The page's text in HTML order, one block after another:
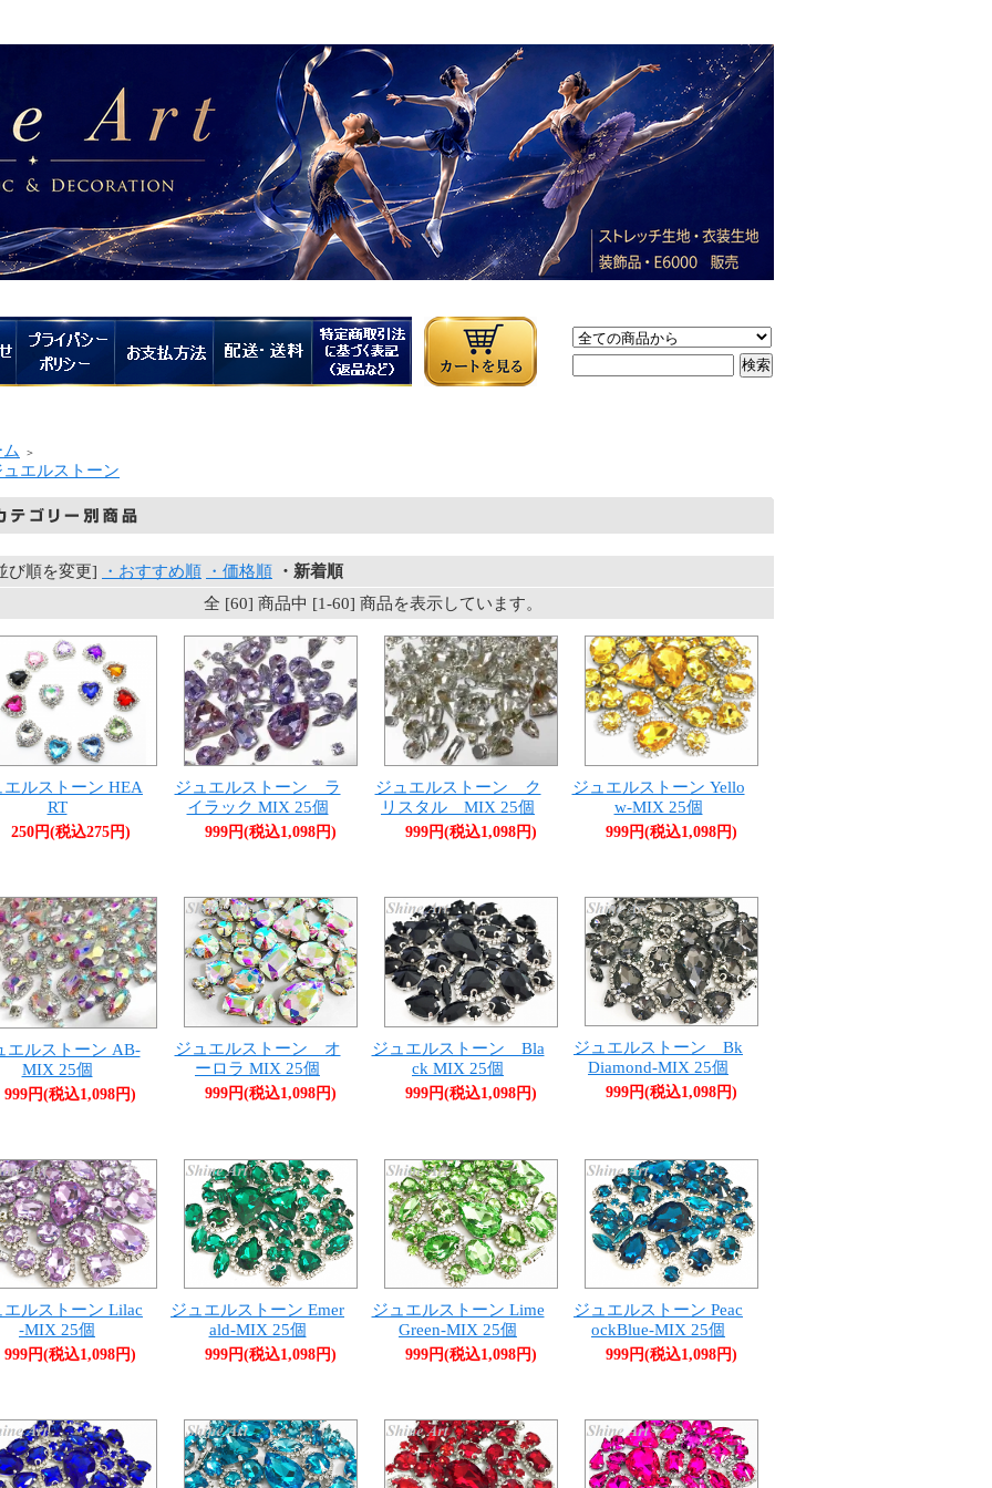
＞
エルストーン
び順を変更] ・おすすめ順 ・価格順
・新着順
全 [60] 商品中 [1-60] 商品を表示しています。
エルストーン HEA
RT
250円(税込275円)
ジュエルストーン ラ
イラック MIX 25個
999円(税込1,098円)
ジュエルストーン ク
リスタル MIX 25個
999円(税込1,098円)
ジュエルストーン Yello
w-MIX 25個
999円(税込1,098円)
エルストーン AB-
MIX 25個
999円(税込1,098円)
ジュエルストーン オ
ーロラ MIX 25個
999円(税込1,098円)
ジュエルストーン Bla
ck MIX 25個
999円(税込1,098円)
ジュエルストーン Bk
Diamond-MIX 25個
999円(税込1,098円)
エルストーン Lilac
-MIX 25個
999円(税込1,098円)
ジュエルストーン Emer
ald-MIX 25個
999円(税込1,098円)
ジュエルストーン Lime
Green-MIX 25個
999円(税込1,098円)
ジュエルストーン Peac
ockBlue-MIX 25個
999円(税込1,098円)